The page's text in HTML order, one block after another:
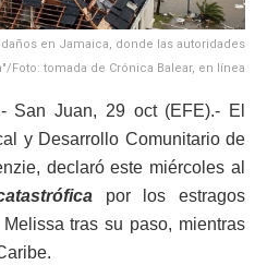
en Jamaica, donde las autoridades
Foto: tomada de Crónica Balear, en línea
San Juan, 29 oct (EFE).- El
y Desarrollo Comunitario de
declaró este miércoles al
por los estragos
tras su paso, mientras